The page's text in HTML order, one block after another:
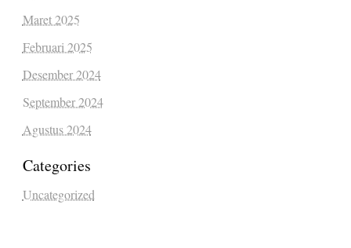
Maret 2025
Februari 2025
Desember 2024
September 2024
Agustus 2024
Categories
Uncategorized